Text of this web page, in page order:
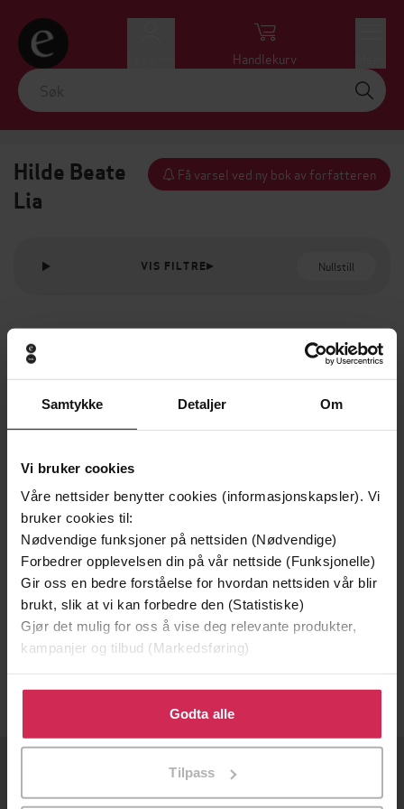
Samtykke Detaljer Om
Vi bruker cookies
Våre nettsider benytter cookies (informasjonskapsler). Vi
bruker cookies til:
Nødvendige funksjoner på nettsiden (Nødvendige)
Forbedrer opplevelsen din på vår nettside (Funksjonelle)
Gir oss en bedre forståelse for hvordan nettsiden vår blir
brukt, slik at vi kan forbedre den (Statistiske)
Gjør det mulig for oss å vise deg relevante produkter,
kampanjer og tilbud (Markedsføring)
Klikk på «Godta alle» for å gi oss ditt samtykke til å
bruke cookies for alle disse formålene. Du kan også
tilpasse ditt samtykke til spesifikke formål ved å klikke
Godta alle
Tilpass
Handlekurv
Hilde Beate
Lia
Få varsel ved ny bok av forfatteren
VIS FILTRE Nullstill
149,-
Kristin Berglund
Hilde Beate Lia